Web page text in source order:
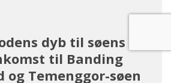
dyb til søens
til Banding
og Temenggor-søen